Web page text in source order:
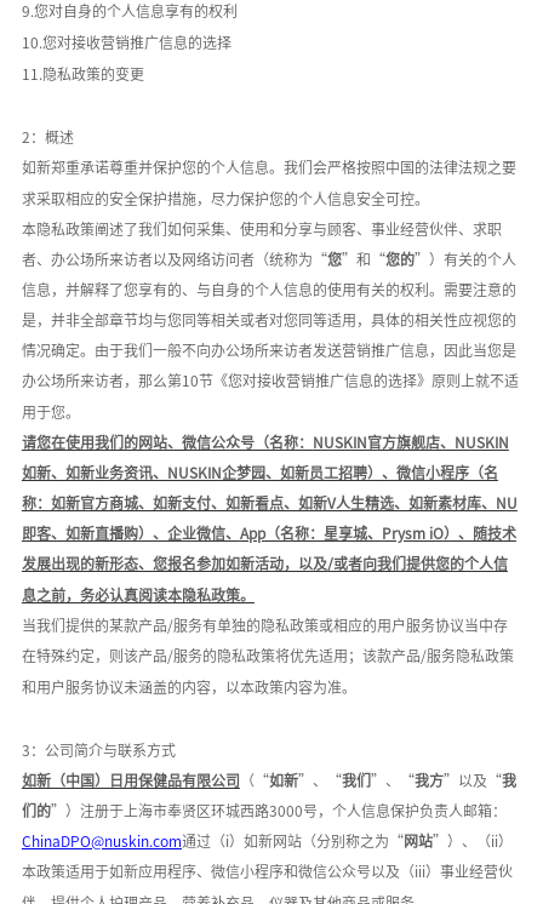
9.您对自身的个人信息享有的权利
10.您对接收营销推广信息的选择
11.隐私政策的变更
2：概述
如新郑重承诺尊重并保护您的个人信息。我们会严格按照中国的法律法规之要
求采取相应的安全保护措施，尽力保护您的个人信息安全可控。
本隐私政策阐述了我们如何采集、使用和分享与顾客、事业经营伙伴、求职
者、办公场所来访者以及网络访问者（统称为 “您”和“您的”）有关的个人
信息，并解释了您享有的、与自身的个人信息的使用有关的权利。需要注意的
是，并非全部章节均与您同等相关或者对您同等适用，具体的相关性应视您的
情况确定。由于我们一般不向办公场所来访者发送营销推广信息，因此当您是
办公场所来访者，那么第10节《您对接收营销推广信息的选择》原则上就不适
用于您。
请您在使用我们的网站、微信公众号（名称： NUSKIN官方旗舰店、NUSKIN
如新、如新业务资讯、NUSKIN企梦园、如新员工招聘）、微信小程序（名
称：如新官方商城、如新支付、如新看点、如新V人生精选、如新素材库、NU
即客、如新直播购）、企业微信、 App（名称：星享城、 Prysm iO）、 随技术
发展出现的新形态、您报名参加如新活动，以及/或者向我们提供您的个人信
息之前，务必认真阅读本隐私政策。
当我们提供的某款产品/服务有单独的隐私政策或相应的用户服务协议当中存
在特殊约定，则该产品/服务的隐私政策将优先适用；该款产品/服务隐私政策
和用户服务协议未涵盖的内容，以本政策内容为准。
3：公司简介与联系方式
如新（中国）日用保健品有限公司 （ “如新”、“我们 ”、“我方”以及“我
们的”）注册于上海市奉贤区环城西路3000号 ，个人信息保护负责人邮箱：
ChinaDPO@nuskin.com通过（i）如新网站（分别称之为“网站”）、（ii）
本政策适用于如新应用程序、微信小程序和微信公众号以及（iii）事业经营伙